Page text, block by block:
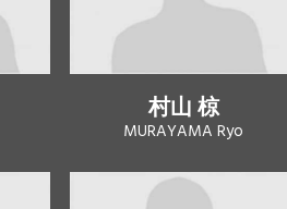
村山 椋
MURAYAMA Ryo